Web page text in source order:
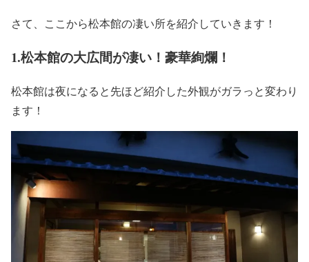
さて、ここから松本館の凄い所を紹介していきます！
1.松本館の大広間が凄い！豪華絢爛！
松本館は夜になると先ほど紹介した外観がガラっと変わり
ます！